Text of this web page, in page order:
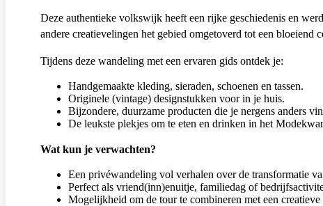
Deze authentieke volkswijk heeft een rijke geschiedenis en
andere creatievelingen het gebied omgetoverd tot een bloeiend
Tijdens deze wandeling met een ervaren gids ontdek je:
Handgemaakte kleding, sieraden, schoenen en tassen.
Originele (vintage) designstukken voor in je huis.
Bijzondere, duurzame producten die je nergens anders
De leukste plekjes om te eten en drinken in het
Wat kun je verwachten?
Een privéwandeling vol verhalen over de transformatie
Perfect als vriend(inn)enuitje, familiedag of
Mogelijkheid om de tour te combineren met een